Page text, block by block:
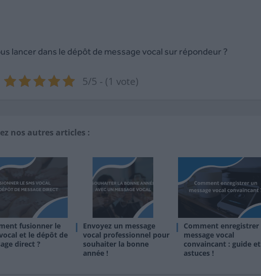
lancer dans le dépôt de message vocal sur répondeur ?
5/5 - (1 vote)
nos autres articles :
fusionner le
et le dépôt de
direct ?
Envoyez un message
vocal professionnel pour
souhaiter la bonne
année !
Comment enregistrer
message vocal
convaincant : guide et
astuces !